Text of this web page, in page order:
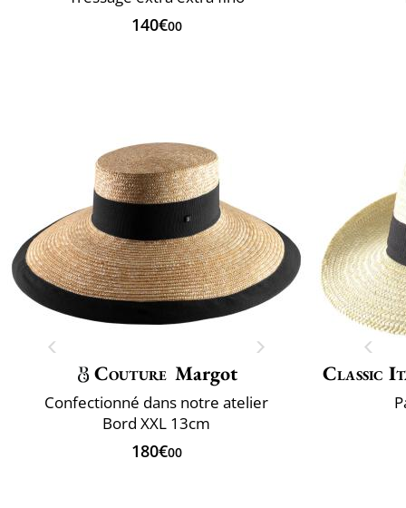
140€00
Couture Margot
Confectionné dans notre atelier
Bord XXL 13cm
180€00
Classic